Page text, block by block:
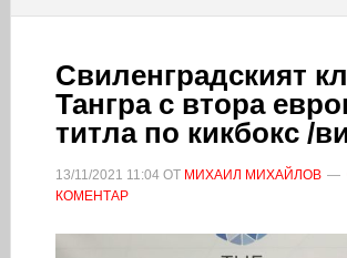
Свиленградският
Тангра с втора
титла по кикбокс /
13/11/2021 11:04ОТ МИХАИЛ МИХАЙЛОВ
КОМЕНТАР